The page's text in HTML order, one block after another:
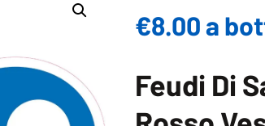
€8.00 a
Feudi Di